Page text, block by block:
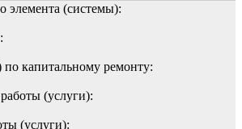
элемента (системы):
капитальному ремонту:
(услуги):
(услуги):